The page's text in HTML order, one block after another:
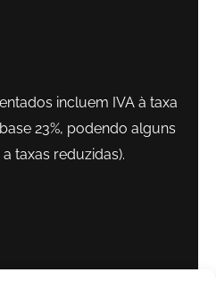
incluem IVA à taxa
23%, podendo alguns
taxas reduzidas).